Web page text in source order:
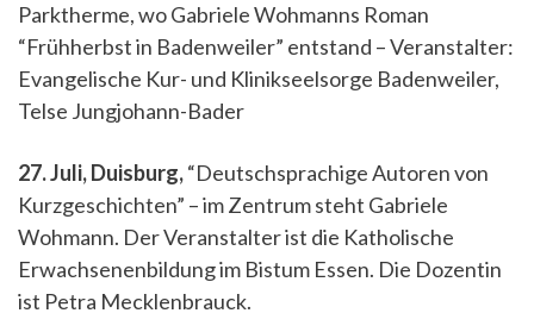
Parktherme, wo Gabriele Wohmanns Roman
“Frühherbst in Badenweiler” entstand – Veranstalter:
Evangelische Kur- und Klinikseelsorge Badenweiler,
Telse Jungjohann-Bader
27. Juli, Duisburg,“Deutschsprachige Autoren von
Kurzgeschichten” – im Zentrum steht Gabriele
Wohmann. Der Veranstalter ist die Katholische
Erwachsenenbildung im Bistum Essen. Die Dozentin
ist Petra Mecklenbrauck.